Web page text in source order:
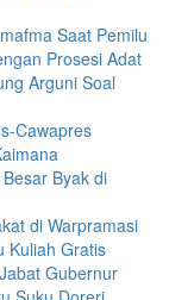
Saat Pemilu
Prosesi Adat
Arguni Soal
Cawapres
Byak di
di Warpramasi
Kuliah Gratis
Gubernur